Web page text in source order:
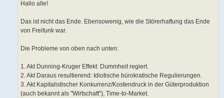
Hallo alle!
Das ist nicht das Ende. Ebensowenig, wie die Störerhaftung das Ende
von Freifunk war.
Die Probleme von oben nach unten:
1. Akt Dunning-Kruger Effekt: Dummheit regiert.
2. Akt Daraus resultierend: Idiotische bürokratische Regulierungen.
3. Akt Kapitalistischer Konkurrenz/Kostendruck in der Güterproduktion
(auch bekannt als "Wirtschaft"), Time-to-Market.